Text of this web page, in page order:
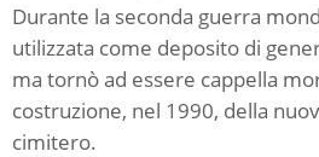
Durante la seconda guerra
utilizzata come deposito di
ma tornò ad essere cappella
costruzione, nel 1990, della
cimitero.